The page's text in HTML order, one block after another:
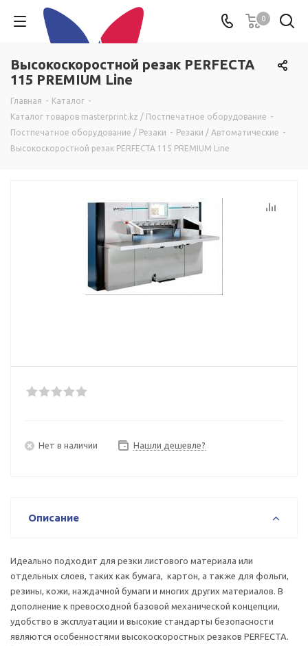
0
Высокоскоростной резак PERFECTA
115 PREMIUM Line
Главная - Каталог -
Каталог товаров masterprint.kz / Постпечатное оборудование -
Постпечатное оборудование / Резаки - Резаки / Автоматические -
Высокоскоростной резак PERFECTA 115 PREMIUM Line
Нет в наличии Нашли дешевле?
Описание
Идеально подходит для резки листового материала или
отдельных слоев, таких как бумага, картон, а также для фольги,
резины, кожи, наждачной бумаги и многих других материалов. В
дополнение к превосходной базовой механической концепции,
удобство в эксплуатации и высокие стандарты безопасности
являются особенностями высокоскоростных резаков PERFECTA.